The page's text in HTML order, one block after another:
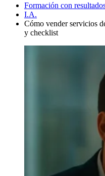
Formación con
I.A.
Cómo vender servicios
y checklist